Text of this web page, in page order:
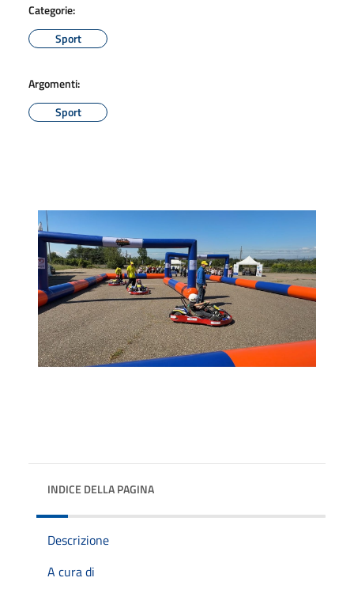
Categorie:
Sport
Argomenti:
Sport
INDICE DELLA PAGINA
Descrizione
A cura di